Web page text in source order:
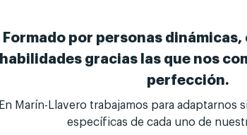
Formado por personas
habilidades gracias las que nos
perfección.
En Marín-Llavero trabajamos para adaptarnos
específicas de cada uno de